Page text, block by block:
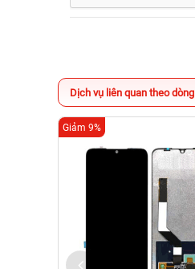
Dịch vụ liên quan theo dòng
Giảm 9%